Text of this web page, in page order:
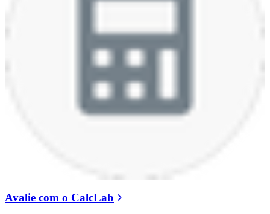
Avalie com o CalcLab